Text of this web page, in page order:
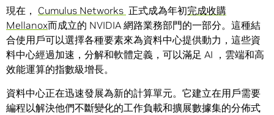
現在， Cumulus Networks 正式成為年初完成收購
Mellanox而成立的 NVIDIA 網路業務部門的一部分。這種結
合使用戶可以選擇各種要素來為資料中心提供動力，這些資
料中心經過加速，分解和軟體定義，可以滿足 AI ，雲端和高
效能運算的指數級增長。
資料中心正在迅速發展為新的計算單元。它建立在用戶需要
編程以解決他們不斷變化的工作負載和擴展數據集的分佈式